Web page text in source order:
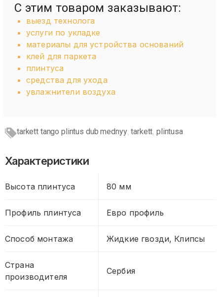
С этим товаром заказывают:
выезд технолога
услуги по укладке
материалы для устройства оснований
клей для паркета
плинтуса
средства для ухода
увлажнители воздуха
tarkett tango plintus dub mednyy,tarkett ,plintusa
Характеристики
Высота плинтуса 80 мм
Профиль плинтуса Евро профиль
Способ монтажа Жидкие гвозди, Клипсы
Страна
производителя
Сербия